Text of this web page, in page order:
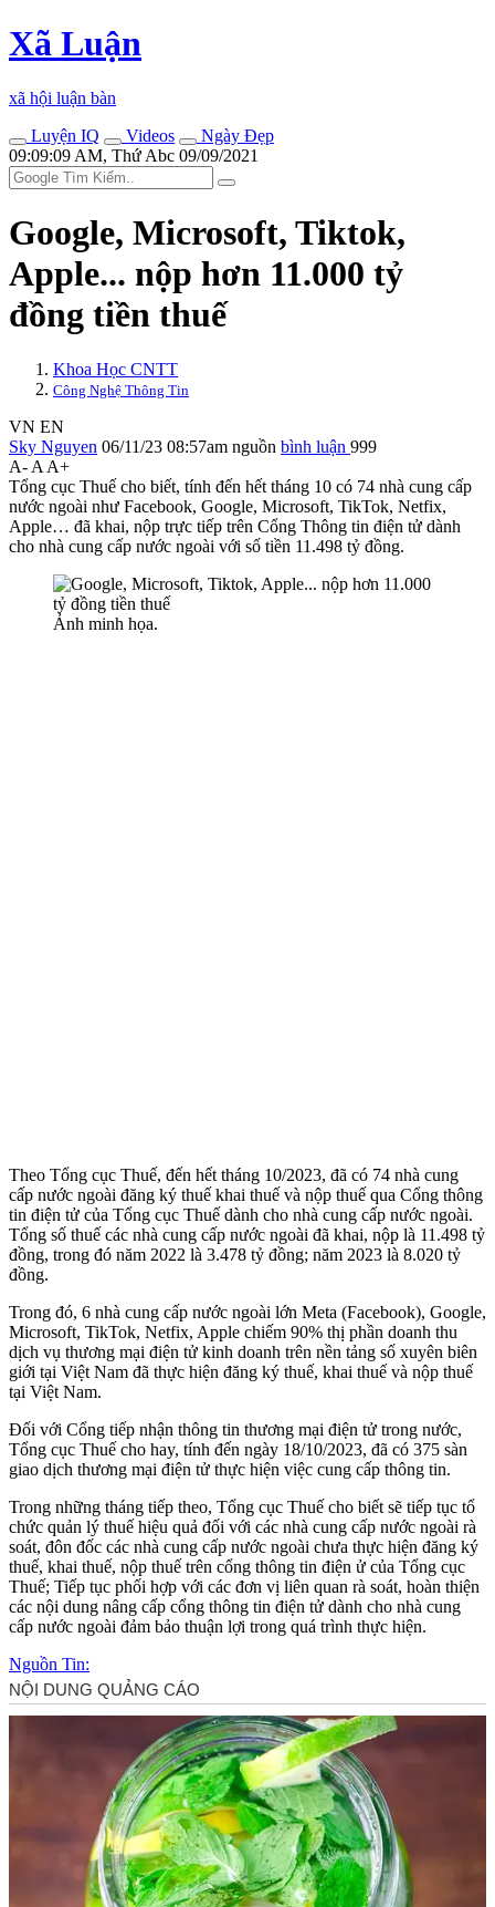
Xã Luận
xã hội luận bàn
Luyện IQ
Videos
Ngày Đẹp
09:09:09 AM, Thứ Abc 09/09/2021
Google, Microsoft, Tiktok,
Apple... nộp hơn 11.000 tỷ
đồng tiền thuế
Khoa Học CNTT
Công Nghệ Thông Tin
VN EN
Sky Nguyen 06/11/23 08:57am nguồn bình luận 999
A- A A+
Tổng cục Thuế cho biết, tính đến hết tháng 10 có 74 nhà cung cấp
nước ngoài như Facebook, Google, Microsoft, TikTok, Netfix,
Apple… đã khai, nộp trực tiếp trên Cổng Thông tin điện tử dành
cho nhà cung cấp nước ngoài với số tiền 11.498 tỷ đồng.
Ảnh minh họa.
Theo Tổng cục Thuế, đến hết tháng 10/2023, đã có 74 nhà cung
cấp nước ngoài đăng ký thuế khai thuế và nộp thuế qua Cổng thông
tin điện tử của Tổng cục Thuế dành cho nhà cung cấp nước ngoài.
Tổng số thuế các nhà cung cấp nước ngoài đã khai, nộp là 11.498 tỷ
đồng, trong đó năm 2022 là 3.478 tỷ đồng; năm 2023 là 8.020 tỷ
đồng.
Trong đó, 6 nhà cung cấp nước ngoài lớn Meta (Facebook), Google,
Microsoft, TikTok, Netfix, Apple chiếm 90% thị phần doanh thu
dịch vụ thương mại điện tử kinh doanh trên nền tảng số xuyên biên
giới tại Việt Nam đã thực hiện đăng ký thuế, khai thuế và nộp thuế
tại Việt Nam.
Đối với Cổng tiếp nhận thông tin thương mại điện tử trong nước,
Tổng cục Thuế cho hay, tính đến ngày 18/10/2023, đã có 375 sàn
giao dịch thương mại điện tử thực hiện việc cung cấp thông tin.
Trong những tháng tiếp theo, Tổng cục Thuế cho biết sẽ tiếp tục tổ
chức quản lý thuế hiệu quả đối với các nhà cung cấp nước ngoài rà
soát, đôn đốc các nhà cung cấp nước ngoài chưa thực hiện đăng ký
thuế, khai thuế, nộp thuế trên cổng thông tin điện ử của Tổng cục
Thuế; Tiếp tục phối hợp với các đơn vị liên quan rà soát, hoàn thiện
các nội dung nâng cấp cổng thông tin điện tử dành cho nhà cung
cấp nước ngoài đảm bảo thuận lợi trong quá trình thực hiện.
Nguồn Tin: